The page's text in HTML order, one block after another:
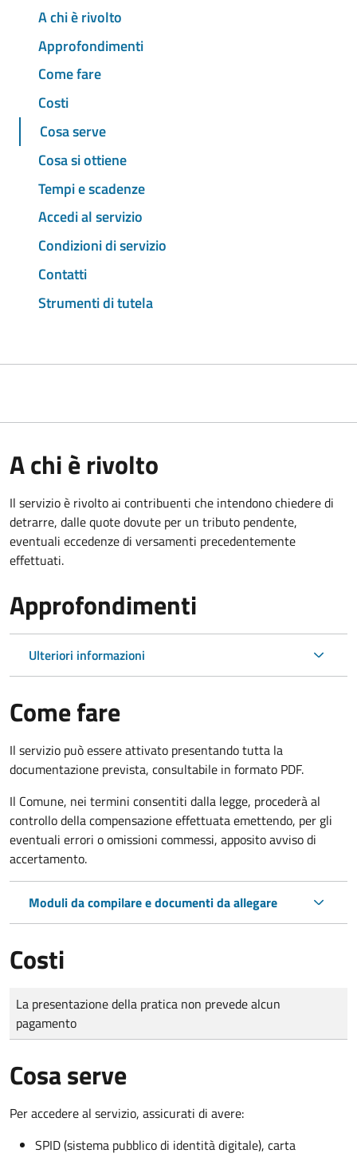
A chi è rivolto
Approfondimenti
Come fare
Costi
Cosa serve
Cosa si ottiene
Tempi e scadenze
Accedi al servizio
Condizioni di servizio
Contatti
Strumenti di tutela
A chi è rivolto
Il servizio è rivolto ai contribuenti che intendono chiedere di
detrarre, dalle quote dovute per un tributo pendente,
eventuali eccedenze di versamenti precedentemente
effettuati.
Approfondimenti
Ulteriori informazioni
Come fare
Il servizio può essere attivato presentando tutta la
documentazione prevista, consultabile in formato PDF.
Il Comune, nei termini consentiti dalla legge, procederà al
controllo della compensazione effettuata emettendo, per gli
eventuali errori o omissioni commessi, apposito avviso di
accertamento.
Moduli da compilare e documenti da allegare
Costi
Tipo di pagamento
Importo
La presentazione della pratica non prevede alcun
pagamento
Cosa serve
Per accedere al servizio, assicurati di avere:
SPID (sistema pubblico di identità digitale), carta